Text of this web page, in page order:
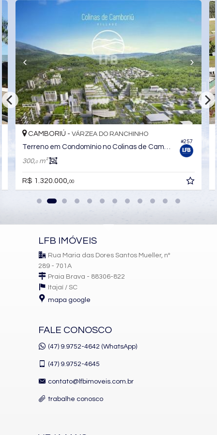
Quadra Esportiva
Medidores Individuais
Portão Eletrônico
Quiosque Externo
Câmeras de Segurança
Infra para Veículos Elétricos
Acessibilidade para PNE
#257
CAMBORIÚ -VÁRZEA DO RANCHINHO
300,0m²
R$ 1.320.000,00
LFB IMÓVEIS
Rua Maria das Dores Santos Mueller, nº
289 - 701A
Praia Brava - 88306-822
Itajaí / SC
mapa google
FALE CONOSCO
(47) 9.9752-4642 (WhatsApp)
(47) 9.9752-4645
contato@lfbimoveis.com.br
trabalhe conosco